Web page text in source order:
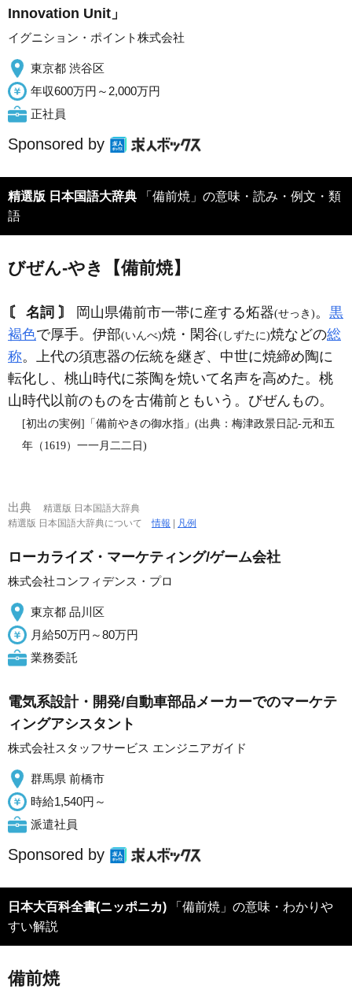
Innovation Unit」
イグニション・ポイント株式会社
東京都 渋谷区
年収600万円～2,000万円
正社員
Sponsored by
精選版 日本国語大辞典
語
びぜん‐やき【備前焼】
〘 名詞 〙 岡山県備前市一帯に産する炻器(せっき)。 黒
褐色で厚手。伊部(いんべ)焼・閑谷(しずたに)焼などの総
称。上代の須恵器の伝統を継ぎ、中世に焼締め陶に
転化し、桃山時代に茶陶を焼いて名声を高めた。桃
山時代以前のものを古備前ともいう。びぜんもの。
[初出の実例]「備前やきの御水指」(出典：梅津政景日記‐元和五
年（1619）一一月二二日)
出典
精選版 日本国語大辞典
精選版 日本国語大辞典について情報 凡例
ローカライズ・マーケティング/ゲーム会社
株式会社コンフィデンス・プロ
東京都 品川区
月給50万円～80万円
業務委託
電気系設計・開発/自動車部品メーカーでのマーケテ
ィングアシスタント
株式会社スタッフサービス エンジニアガイド
群馬県 前橋市
時給1,540円～
派遣社員
Sponsored by
日本大百科全書(ニッポニカ)
すい解説
備前焼